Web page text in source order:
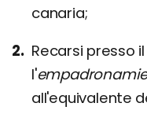
canaria;
Recarsi presso il
l'
all'equivalente